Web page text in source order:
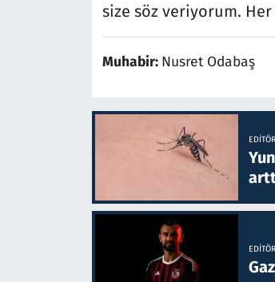
size söz veriyorum. Her
Muhabir: Nusret Odabaş